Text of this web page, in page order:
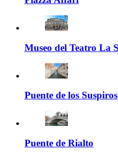
Museo del Teatro La
Puente de los Suspiros
Puente de Rialto